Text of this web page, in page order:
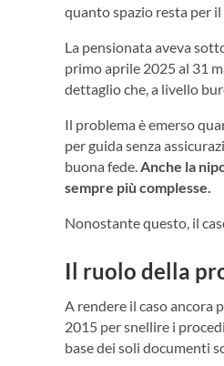
quanto spazio resta per
La pensionata aveva
primo aprile 2025 al 31
dettaglio che, a livello
Il problema è emerso
per guida senza
buona fede. Anche la
sempre più complesse.
Nonostante questo, il
Il ruolo della
A rendere il caso ancora
2015 per snellire i
base dei soli documenti